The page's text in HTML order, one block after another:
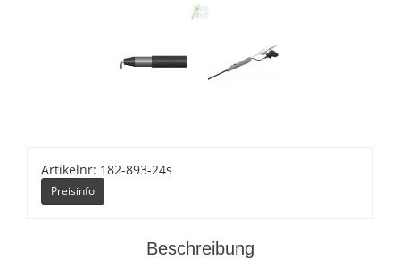
Artikelnr: 182-893-24s
Preisinfo
Beschreibung